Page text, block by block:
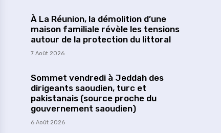
À La Réunion, la démolition d’une
maison familiale révèle les tensions
autour de la protection du littoral
7 Août 2026
Sommet vendredi à Jeddah des
dirigeants saoudien, turc et
pakistanais (source proche du
gouvernement saoudien)
6 Août 2026